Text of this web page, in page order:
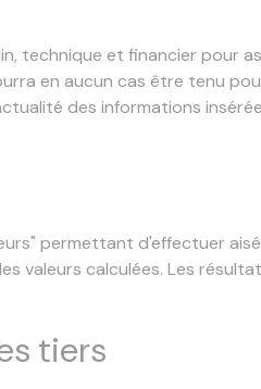
technique et financier pour
en aucun cas être tenu
des informations
permettant d'effectuer
valeurs calculées. Les
tiers